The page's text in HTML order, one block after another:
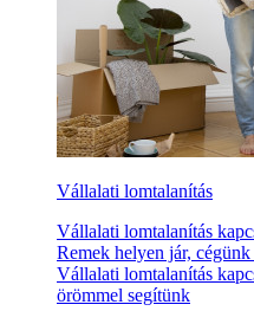
Vállalati lomtalanítás
Vállalati lomtalanítás
Remek helyen jár,
Vállalati lomtalanítás
örömmel segítünk